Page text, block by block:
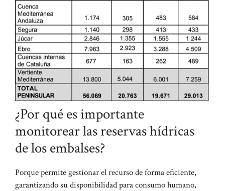
¿Por qué es importante
monitorear las reservas hídricas
de los embalses?
Porque permite gestionar el recurso de forma eficiente,
garantizando su disponibilidad para consumo humano,